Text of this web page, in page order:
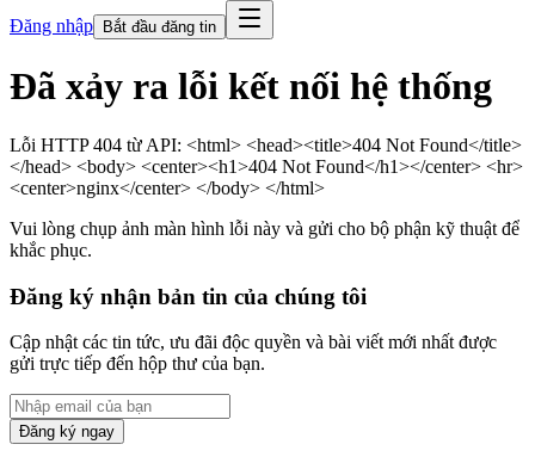
Đăng nhập
Bắt đầu đăng tin
Đã xảy ra lỗi kết nối hệ thống
Lỗi HTTP 404 từ API: <html> <head><title>404 Not Found</title>
</head> <body> <center><h1>404 Not Found</h1></center> <hr>
<center>nginx</center> </body> </html>
Vui lòng chụp ảnh màn hình lỗi này và gửi cho bộ phận kỹ thuật để
khắc phục.
Đăng ký nhận bản tin của chúng tôi
Cập nhật các tin tức, ưu đãi độc quyền và bài viết mới nhất được
gửi trực tiếp đến hộp thư của bạn.
Đăng ký ngay